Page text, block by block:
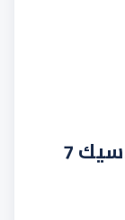
طقم كنب مكاتب قماش كلاسيك 7